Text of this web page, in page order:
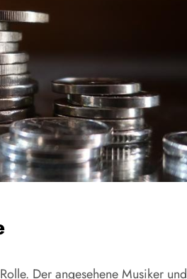
Der angesehene Musiker und